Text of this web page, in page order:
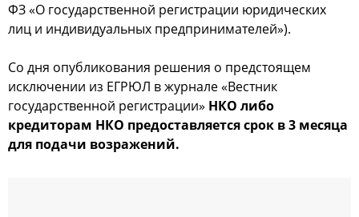
ФЗ «О государственной регистрации юридических
лиц и индивидуальных предпринимателей»).
Со дня опубликования решения о предстоящем
исключении из ЕГРЮЛ в журнале «Вестник
государственной регистрации» НКО либо
кредиторам НКО предоставляется срок в 3 месяца
для подачи возражений.